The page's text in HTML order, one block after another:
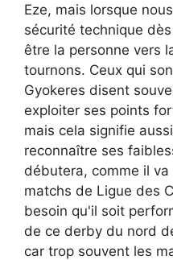
Eze, mais lorsque
sécurité technique
être la personne vers
tournons. Ceux qui
Gyokeres disent
exploiter ses points
mais cela signifie
reconnaître ses
débutera, comme il
matchs de Ligue des
besoin qu'il soit
de ce derby du nord
car trop souvent les